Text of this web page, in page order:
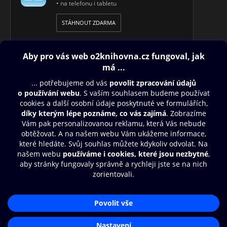
• na telefonu i tabletu
STÁHNOUT ZDARMA
Obsah ke stažení
Moje O2 Knihovna
Další zábava
© O2 Czech Republic a.s.
Zásady zpracování osobních údajůAplikace O2 Knihovna